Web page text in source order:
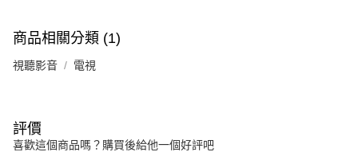
商品相關分類 (1)
視聽影音 電視
評價
喜歡這個商品嗎？購買後給他一個好評吧